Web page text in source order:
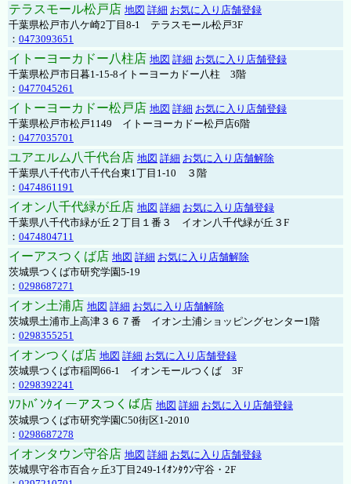
テラスモール松戸店 地図 詳細 お気に入り店舗登録
千葉県松戸市八ケ崎2丁目8-1 テラスモール松戸3F
： 0473093651
イトーヨーカドー八柱店 地図 詳細 お気に入り店舗登録
千葉県松戸市日暮1-15-8イトーヨーカドー八柱 3階
： 0477045261
イトーヨーカドー松戸店 地図 詳細 お気に入り店舗登録
千葉県松戸市松戸1149 イトーヨーカドー松戸店6階
： 0477035701
ユアエルム八千代台店 地図 詳細 お気に入り店舗解除
千葉県八千代市八千代台東1丁目1-10 ３階
： 0474861191
イオン八千代緑が丘店 地図 詳細 お気に入り店舗登録
千葉県八千代市緑が丘２丁目１番３ イオン八千代緑が丘３F
： 0474804711
イーアスつくば店 地図 詳細 お気に入り店舗解除
茨城県つくば市研究学園5-19
： 0298687271
イオン土浦店 地図 詳細 お気に入り店舗解除
茨城県土浦市上高津３６７番 イオン土浦ショッピングセンター1階
： 0298355251
イオンつくば店 地図 詳細 お気に入り店舗登録
茨城県つくば市稲岡66-1 イオンモールつくば 3F
： 0298392241
ｿﾌﾄﾊﾞﾝｸイーアスつくば店 地図 詳細 お気に入り店舗登録
茨城県つくば市研究学園C50街区1-2010
： 0298687278
イオンタウン守谷店 地図 詳細 お気に入り店舗登録
茨城県守谷市百合ヶ丘3丁目249-1ｲｵﾝﾀｳﾝ守谷・2F